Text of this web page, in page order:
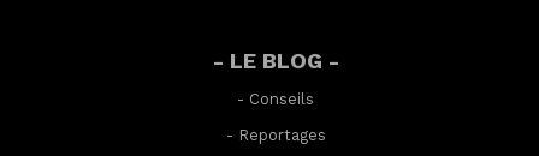
- LE BLOG -
- Conseils
- Reportages